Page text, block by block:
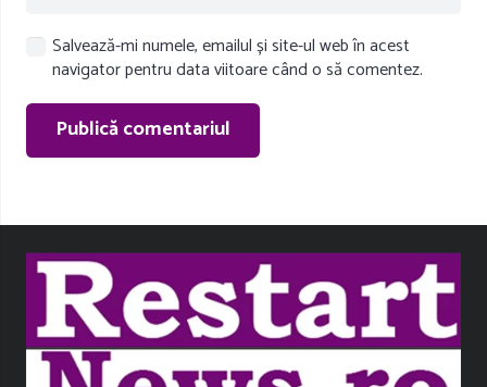
Salvează-mi numele, emailul și site-ul web în acest
navigator pentru data viitoare când o să comentez.
Publică comentariul